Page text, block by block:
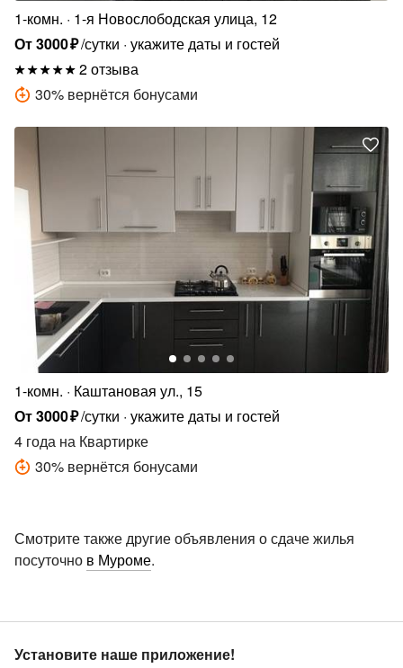
1-комн.
1-я Новослободская улица, 12
От3000₽/сутки укажите даты и гостей
2 отзыва
30% вернётся бонусами
1-комн.
Каштановая ул., 15
От3000₽/сутки укажите даты и гостей
4 года на Квартирке
30% вернётся бонусами
Смотрите также другие объявления о сдаче жилья
посуточно в Муроме.
Установите наше приложение!